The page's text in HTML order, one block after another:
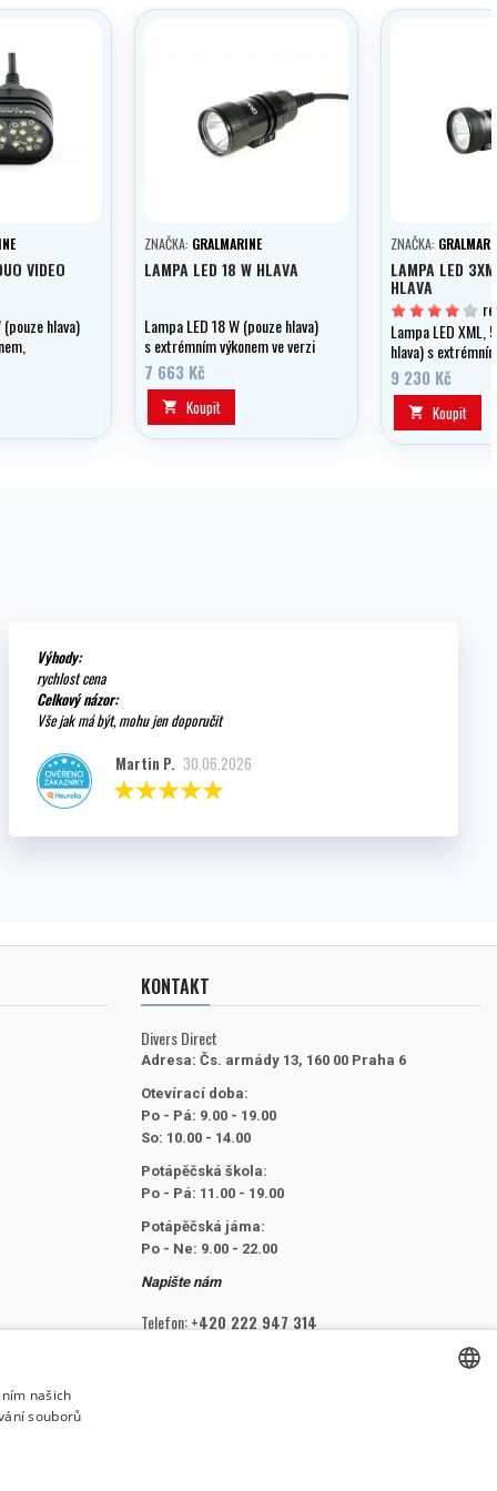
VIDEO
(pouze hlava)
ve verzi
125 st.
ZNAČKA: GRALMARINE
LAMPA LED 18 W HLAVA
Lampa LED 18 W (pouze hlava)
s extrémním výkonem ve verzi
SPELEO , s ručkou "Goodmann".
7 663 Kč
 Koupit
ZNAČKA:
LAMPA LED
HLAVA
Lampa LED XML,
hlava) s
ve verzi SPELEO ,
"Goodmann".
9 230 Kč
 Koupit
Výhody:
rychlost cena
Celkový názor:
Vše jak má být, mohu jen doporučit
Martin P. 30.06.2026
KONTAKT
Divers Direct
Adresa: Čs. armády 13, 160 00 Praha 6
Otevírací doba:
Po - Pá: 9.00 - 19.00
So: 10.00 - 14.00
Potápěčská škola:
Po - Pá: 11.00 - 19.00
Potápěčská jáma:
Po - Ne: 9.00 - 22.00
Napište nám
Telefon:+420 222 947 314
našich
souborů